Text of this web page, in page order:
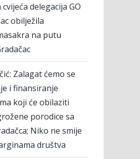
delegacija GO
obilježila
na putu
Zalagat ćemo se
i finansiranje
koji će obilaziti
porodice sa
Niko ne smije
društva